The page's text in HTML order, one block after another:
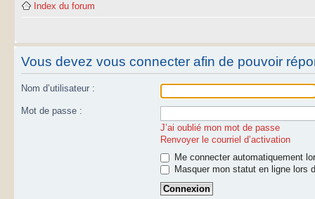
Index du forum
Vous devez vous connecter afin de pouvoir
Nom d’utilisateur :
Mot de passe :
J’ai oublié mon mot de passe
Renvoyer le courriel d’activation
Me connecter automatiquement
Masquer mon statut en ligne lors